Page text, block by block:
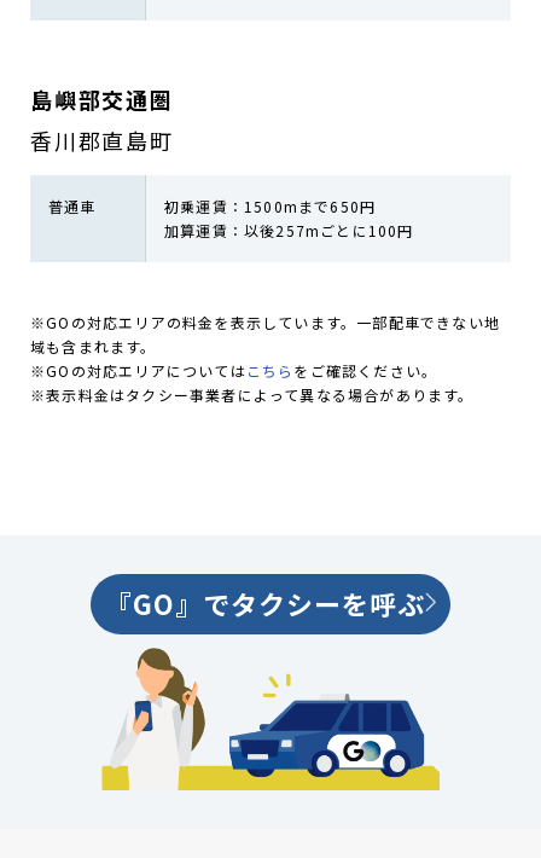
島嶼部交通圏
香川郡直島町
普通車
初乗運賃：1500mまで650円
加算運賃：以後257mごとに100円
※GOの対応エリアの料金を表示しています。一部配車できない地
域も含まれます。
※GOの対応エリアについてはこちら をご確認ください。
※表示料金はタクシー事業者によって異なる場合があります。
『GO』でタクシーを呼ぶ